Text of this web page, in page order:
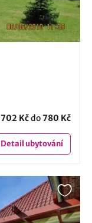
702 Kčdo780 Kč
Detailubytování